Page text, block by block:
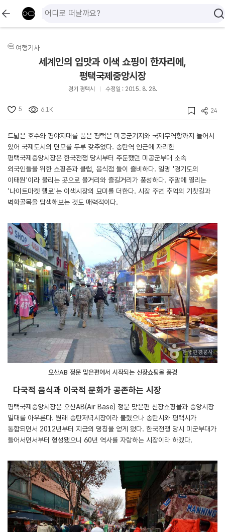
여행기사
세계인의 입맛과 이색 쇼핑이 한자리에,
평택국제중앙시장
경기 평택시 수정일 : 2015. 8. 28.
5 6.1K 24
드넓은 호수와 평야지대를 품은 평택은 미공군기지와 국제무역항까지 들어서
있어 국제도시의 면모를 두루 갖추었다. 송탄역 인근에 자리한
평택국제중앙시장은 한국전쟁 당시부터 주둔했던 미공군부대 소속
외국인들을 위한 쇼핑촌과 클럽, 음식점 들이 즐비하다. 일명 '경기도의
이태원'이라 불리는 곳으로 볼거리와 즐길거리가 풍성하다. 주말에 열리는
'나이트마켓 헬로'는 이색시장의 묘미를 더한다. 시장 주변 추억의 기찻길과
벽화골목을 탐색해보는 것도 매력적이다.
오산AB 정문 맞은편에서 시작되는 신장쇼핑몰 풍경
다국적 음식과 이국적 문화가 공존하는 시장
평택국제중앙시장은 오산AB(Air Base) 정문 맞은편 신장쇼핑몰과 중앙시장
일대를 아우른다. 원래 송탄저녁시장이라 불렸으나 송탄시와 평택시가
통합되면서 2012년부터 지금의 명칭을 얻게 됐다. 한국전쟁 당시 미군부대가
들어서면서부터 형성됐으니 60년 역사를 자랑하는 시장이라 하겠다.